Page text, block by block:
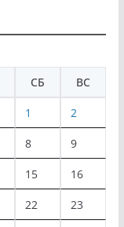
СБ ВС
1 2
8 9
15 16
22 23